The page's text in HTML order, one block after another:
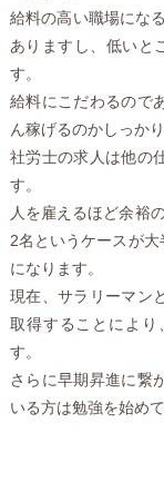
給料の高い職場にな
ありますし、低いと
す。
給料にこだわるので
ん稼げるのかしっか
社労士の求人は他の
す。
人を雇えるほど余裕
2名というケースが
になります。
現在、サラリーマン
取得することにより
す。
さらに早期昇進に繋
いる方は勉強を始め